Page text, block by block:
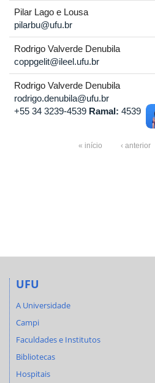
Pilar Lago e Lousa
pilarbu@ufu.br
Rodrigo Valverde Denubila
coppgelit@ileel.ufu.br
Rodrigo Valverde Denubila
rodrigo.denubila@ufu.br
+55 34 3239-4539 Ramal: 4539
« início ‹ anterior
UFU
A Universidade
Campi
Faculdades e Institutos
Bibliotecas
Hospitais